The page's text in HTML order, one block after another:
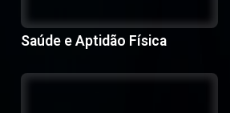
Saúde e Aptidão Física